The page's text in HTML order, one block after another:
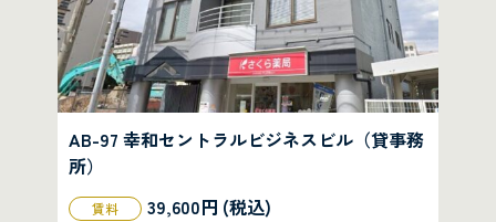
AB-97 幸和セントラルビジネスビル（貸事務
所）
賃料 39,600円 (税込)